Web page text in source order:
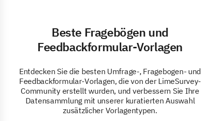
Beste Fragebögen und
Feedbackformular-Vorlagen
Entdecken Sie die besten Umfrage-, Fragebogen- und
Feedbackformular-Vorlagen, die von der LimeSurvey-
Community erstellt wurden, und verbessern Sie Ihre
Datensammlung mit unserer kuratierten Auswahl
zusätzlicher Vorlagentypen.